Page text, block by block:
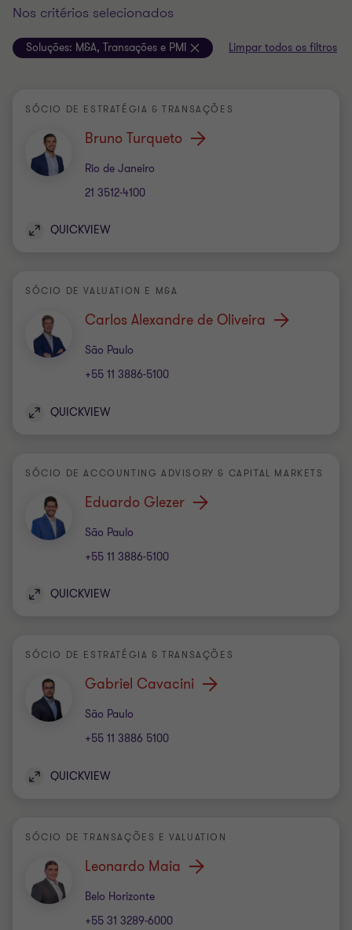
nos critérios selecionados
Soluções: M&A, Transações e PMI Limpar todos os filtros
SÓCIO DE ESTRATÉGIA & TRANSAÇÕES
Bruno Turqueto
Rio de Janeiro
Escritório
21 3512-4100
QUICKVIEW
SÓCIO DE VALUATION E M&A
Carlos Alexandre de Oliveira
São Paulo
Escritório
+55 11 3886-5100
QUICKVIEW
SÓCIO DE ACCOUNTING ADVISORY & CAPITAL MARKETS
Eduardo Glezer
São Paulo
Escritório
+55 11 3886-5100
QUICKVIEW
SÓCIO DE ESTRATÉGIA & TRANSAÇÕES
Gabriel Cavacini
São Paulo
Escritório
+55 11 3886 5100
QUICKVIEW
SÓCIO DE TRANSAÇÕES E VALUATION
Leonardo Maia
Belo Horizonte
Escritório
+55 31 3289-6000